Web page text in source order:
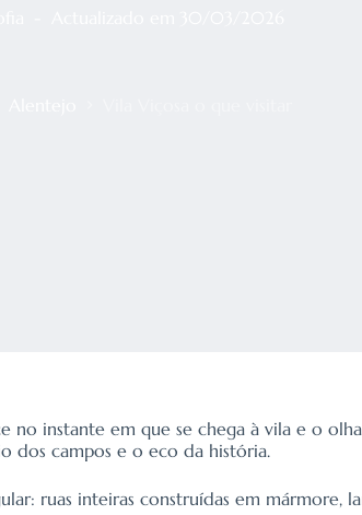
no instante em que se chega à vila e o
dos campos e o eco da história.
ruas inteiras construídas em mármore,